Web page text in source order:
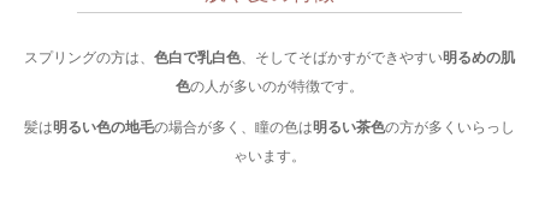
スプリングの方は、 色白で乳白色、そしてそばかすができやすい明るめの肌
色の人が多いのが特徴です。
髪は明るい色の地毛の場合が多く、瞳の色は明るい茶色の方が多くいらっし
ゃいます。